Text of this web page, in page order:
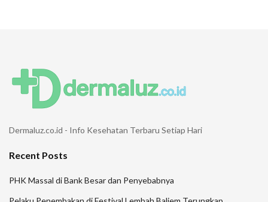
Dermaluz.co.id - Info Kesehatan Terbaru Setiap Hari
Recent Posts
PHK Massal di Bank Besar dan Penyebabnya